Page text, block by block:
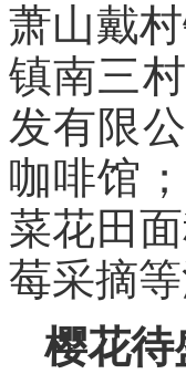
萧山戴
镇南三
发有限
咖啡馆
菜花田
莓采摘
樱花待